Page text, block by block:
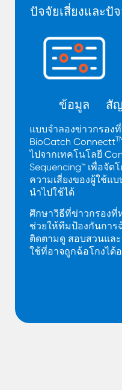
ปัจจัยเสี่ยงและปั
ข้อมูล สั
แบบจำลองข่าวกรอง
BioCatch Connectt
ไปจากเทคโนโลยี
Sequencing™ เพื่อจั
ความเสี่ยงของผู้ใช้แ
นำไปใช้ได้
ศึกษาวิธีที่ข่าวกรองที่
ช่วยให้ทีมป้องกันการ
ติดตามดู สอบสวนแล
ใช้ที่อาจถูกฉ้อโกงได้อ